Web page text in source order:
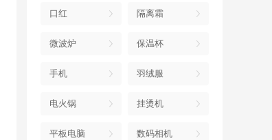
口红 隔离霜
微波炉 保温杯
手机 羽绒服
电火锅 挂烫机
平板电脑 数码相机